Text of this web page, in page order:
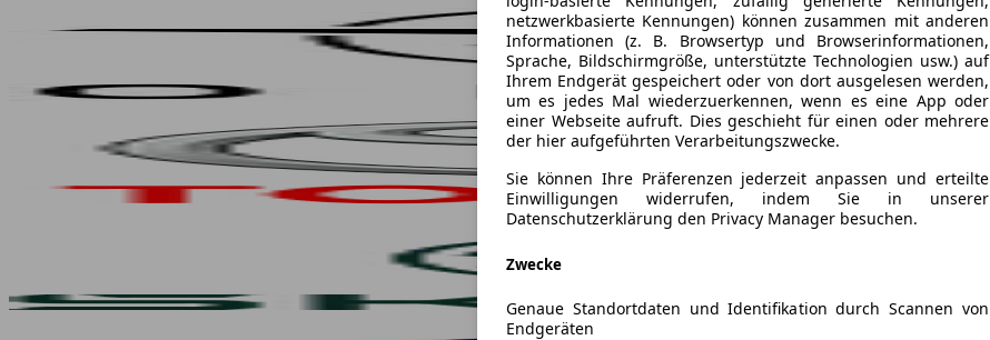
netzwerkbasierte Kennungen) können zusammen mit anderen
Informationen (z. B. Browsertyp und Browserinformationen,
Sprache, Bildschirmgröße, unterstützte Technologien usw.) auf
Ihrem Endgerät gespeichert oder von dort ausgelesen werden,
um es jedes Mal wiederzuerkennen, wenn es eine App oder
einer Webseite aufruft. Dies geschieht für einen oder mehrere
der hier aufgeführten Verarbeitungszwecke.
Sie können Ihre Präferenzen jederzeit anpassen und erteilte
Einwilligungen widerrufen, indem Sie in unserer
Datenschutzerklärung den Privacy Manager besuchen.
Zwecke
Genaue Standortdaten und Identifikation durch Scannen von
Endgeräten